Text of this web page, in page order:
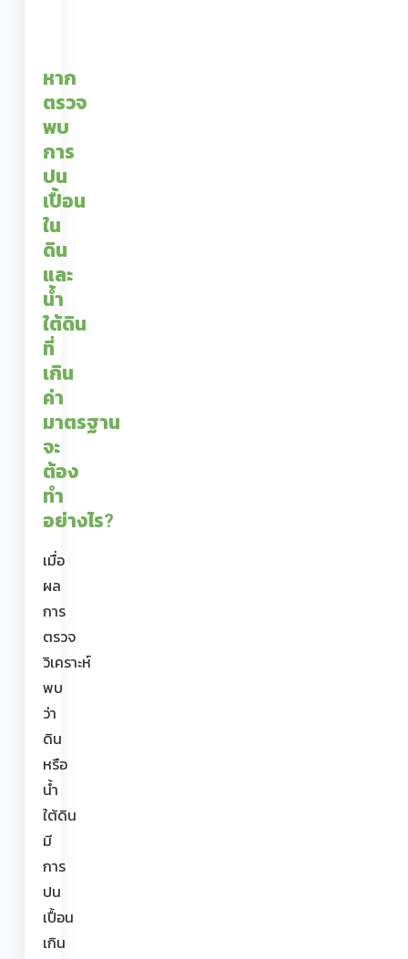
หาก
ตรวจ
พบ
การ
ปน
เปื้อน
ใน
ดิน
และ
น้ำ
ใต้ดิน
ที่
เกิน
ค่า
มาตรฐาน
จะ
ต้อง
ทำ
อย่างไร?
เมื่อ
ผล
การ
ตรวจ
วิเคราะห์
พบ
ว่า
ดิน
หรือ
น้ำ
ใต้ดิน
มี
การ
ปน
เปื้อน
เกิน